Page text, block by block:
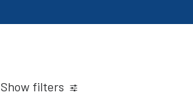
Show filters